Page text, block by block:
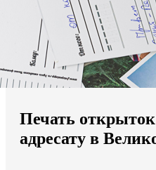
Мы доставляем по всему миру
Продолжить без города
Печать
адресату в